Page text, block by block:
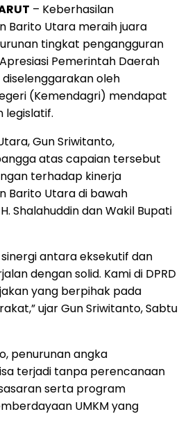
– Keberhasilan
Barito Utara meraih juara
tingkat pengangguran
Pemerintah Daerah
oleh
(Kemendagri) mendapat
legislatif.
Gun Sriwitanto,
atas capaian tersebut
terhadap kinerja
Barito Utara di bawah
Shalahuddin dan Wakil Bupati
antara eksekutif dan
dengan solid. Kami di DPRD
yang berpihak pada
ujar Gun Sriwitanto, Sabtu
penurunan angka
terjadi tanpa perencanaan
serta program
UMKM yang